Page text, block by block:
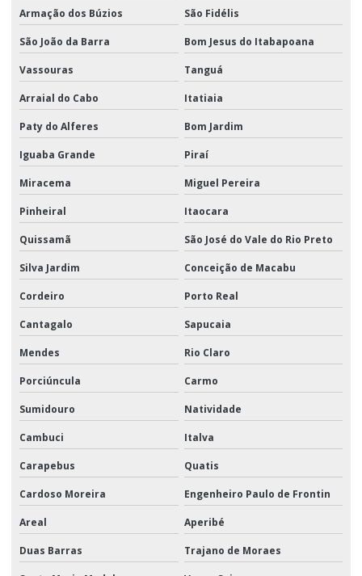
Armação dos Búzios São Fidélis
São João da Barra Bom Jesus do Itabapoana
Vassouras Tanguá
Arraial do Cabo Itatiaia
Paty do Alferes Bom Jardim
Iguaba Grande Piraí
Miracema Miguel Pereira
Pinheiral Itaocara
Quissamã São José do Vale do Rio Preto
Silva Jardim Conceição de Macabu
Cordeiro Porto Real
Cantagalo Sapucaia
Mendes Rio Claro
Porciúncula Carmo
Sumidouro Natividade
Cambuci Italva
Carapebus Quatis
Cardoso Moreira Engenheiro Paulo de Frontin
Areal Aperibé
Duas Barras Trajano de Moraes